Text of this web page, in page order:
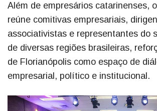
Além de empresários catarinenses,
reúne comitivas empresariais,
associativistas e representantes do
de diversas regiões brasileiras,
de Florianópolis como espaço de
empresarial, político e institucional.